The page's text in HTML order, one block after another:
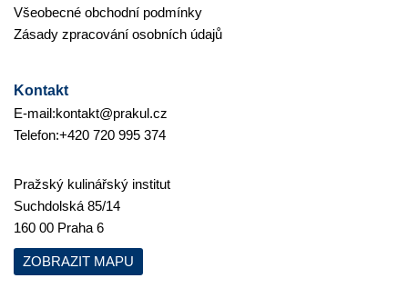
Všeobecné obchodní podmínky
Zásady zpracování osobních údajů
Kontakt
E-mail:kontakt@prakul.cz
Telefon:+420 720 995 374
Pražský kulinářský institut
Suchdolská 85/14
160 00 Praha 6
ZOBRAZIT MAPU